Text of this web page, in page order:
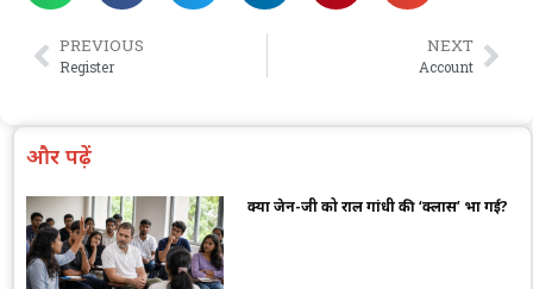
PREVIOUS
Register
NEXT
Account
और पढ़ें
क्या जेन-जी को राहुल गांधी की ‘क्लास’ भा गई?